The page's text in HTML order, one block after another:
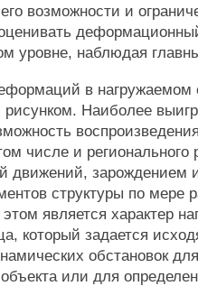
возможности и
уровне, наблюдая
в
Наиболее
числе и регионального
движений,
структуры по мере
является характер
который задается
обстановок для
объекта или для